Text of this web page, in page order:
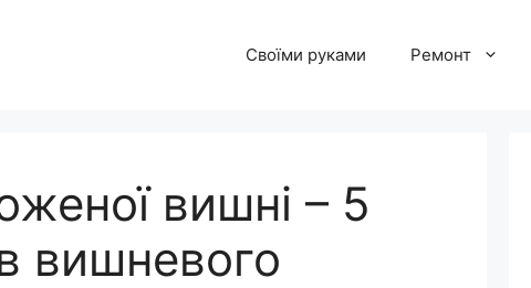
Своїми руками Ремонт
вишні – 5
вишневого